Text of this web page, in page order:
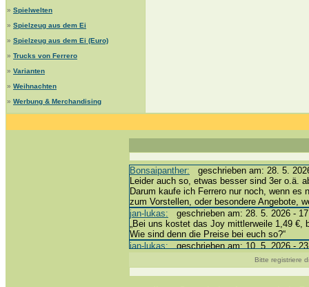
» Spielwelten
» Spielzeug aus dem Ei
» Spielzeug aus dem Ei (Euro)
» Trucks von Ferrero
» Varianten
» Weihnachten
» Werbung & Merchandising
Bonsaipanther: geschrieben am: 28. 5.
Leider auch so, etwas besser sind 3er o.ä.
Darum kaufe ich Ferrero nur noch, wenn es
zum Vorstellen, oder besondere Angebote,
jan-lukas: geschrieben am: 28. 5. 2026 -
„Bei uns kostet das Joy mittlerweile 1,49 €,
Wie sind denn die Preise bei euch so?“
jan-lukas:geschrieben am: 10. 5. 2026 -
Bonsaipanther:geschrieben am: 10. 5.
@ Harald
Bitte registriere